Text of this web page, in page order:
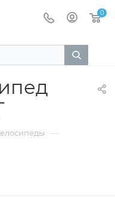
0
—